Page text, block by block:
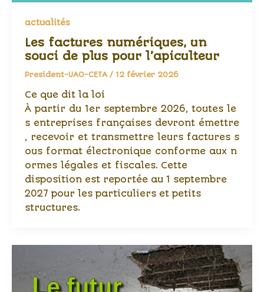
actualités
Les factures numériques, un
souci de plus pour l’apiculteur
President-UAO-CETA / 12 février 2026
Ce que dit la loi
À partir du 1er septembre 2026, toutes le
s entreprises françaises devront émettre
, recevoir et transmettre leurs factures s
ous format électronique conforme aux n
ormes légales et fiscales. Cette
disposition est reportée au 1 septembre
2027 pour les particuliers et petits
structures.